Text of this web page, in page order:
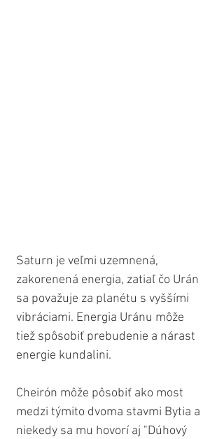
Saturn je veľmi uzemnená,
zakorenená energia, zatiaľ čo Urán
sa považuje za planétu s vyššími
vibráciami. Energia Uránu môže
tiež spôsobiť prebudenie a nárast
energie kundalini.
Cheirón môže pôsobiť ako most
medzi týmito dvoma stavmi Bytia a
niekedy sa mu hovorí aj "Dúhový